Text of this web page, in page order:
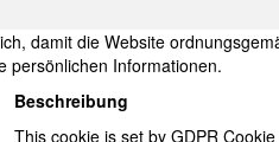
damit die Website
persönlichen Informationen.
Beschreibung
This cookie is set by GDPR